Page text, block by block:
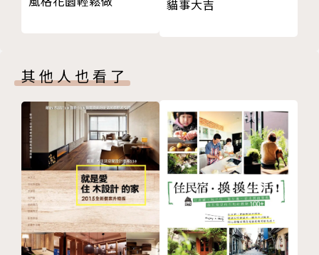
盆被新長出來的植株擠滿，你可以趁早春它們還沒發芽
芽。可以摘下飽滿的珠芽埋進土裡，就會慢慢變成一株
小百合。
尋找你的幸運草
酢漿草每個葉柄上有三片小葉，所以常被稱作「三葉
草」，其實真正的三葉草是車軸草。人們喜歡從三葉草
中尋找四葉的「幸運草」，這種四葉變異體在酢漿草和
車軸草中都存在，但酢漿草變異為四葉的概率要更低，
如果找到的話自然更加幸運嘍！
暖氣房裡的熱帶風情
第六章 妙手偶得
可以聽的盆景
吃水果種森林
刺頭深草出蓬蒿
最好養的玻璃盆栽
貓事大吉
其他人也看了